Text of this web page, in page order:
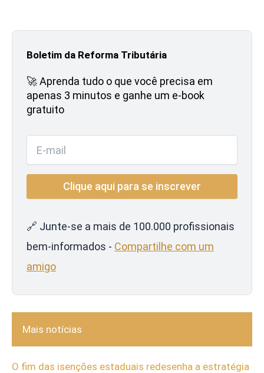
Boletim da Reforma Tributária
🚀 Aprenda tudo o que você precisa em
apenas 3 minutos e ganhe um e-book
gratuito
🔗 Junte-se a mais de 100.000 profissionais
bem-informados - Compartilhe com um
amigo
Mais notícias
O fim das isenções estaduais redesenha a estratégia